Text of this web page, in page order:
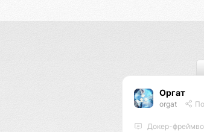
Оргат
orgat
Докер-